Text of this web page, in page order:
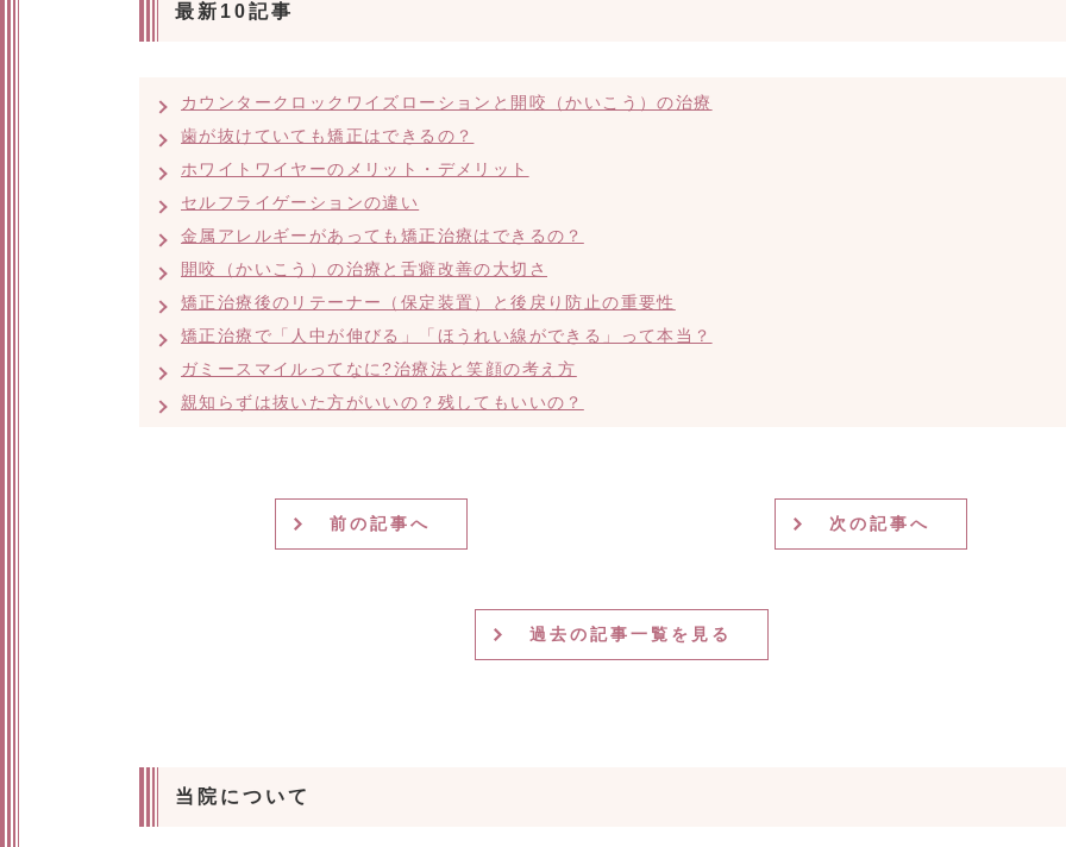
最新10記事
カウンタークロックワイズローションと開咬（かいこう）の治療
歯が抜けていても矯正はできるの？
ホワイトワイヤーのメリット・デメリット
セルフライゲーションの違い
金属アレルギーがあっても矯正治療はできるの？
開咬（かいこう）の治療と舌癖改善の大切さ
矯正治療後のリテーナー（保定装置）と後戻り防止の重要性
矯正治療で「人中が伸びる」「ほうれい線ができる」って本当？
ガミースマイルってなに?治療法と笑顔の考え方
親知らずは抜いた方がいいの？残してもいいの？
前の記事へ 次の記事へ
過去の記事一覧を見る
当院について